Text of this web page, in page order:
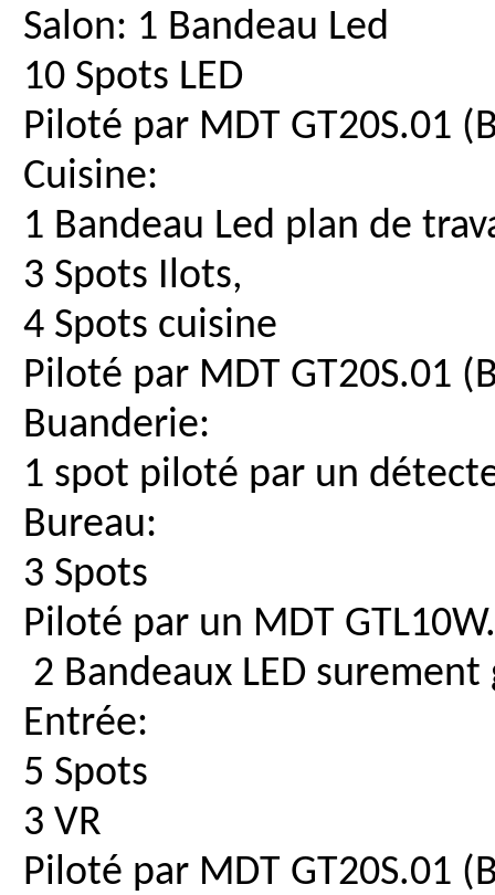
Salon: 1 Bandeau Led
10 Spots LED
Piloté par MDT GT20S.01
Cuisine:
1 Bandeau Led plan de
3 Spots Ilots,
4 Spots cuisine
Piloté par MDT GT20S.01
Buanderie:
1 spot piloté par un
Bureau:
3 Spots
Piloté par un MDT
2 Bandeaux LED
Entrée:
5 Spots
3 VR
Piloté par MDT GT20S.01